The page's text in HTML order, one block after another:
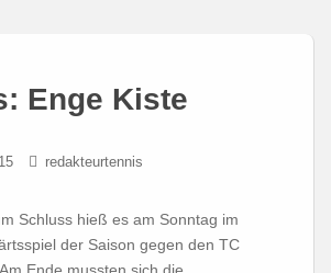
Enge Kiste
redakteurtennis
Schluss hieß es am Sonntag im
der Saison gegen den TC